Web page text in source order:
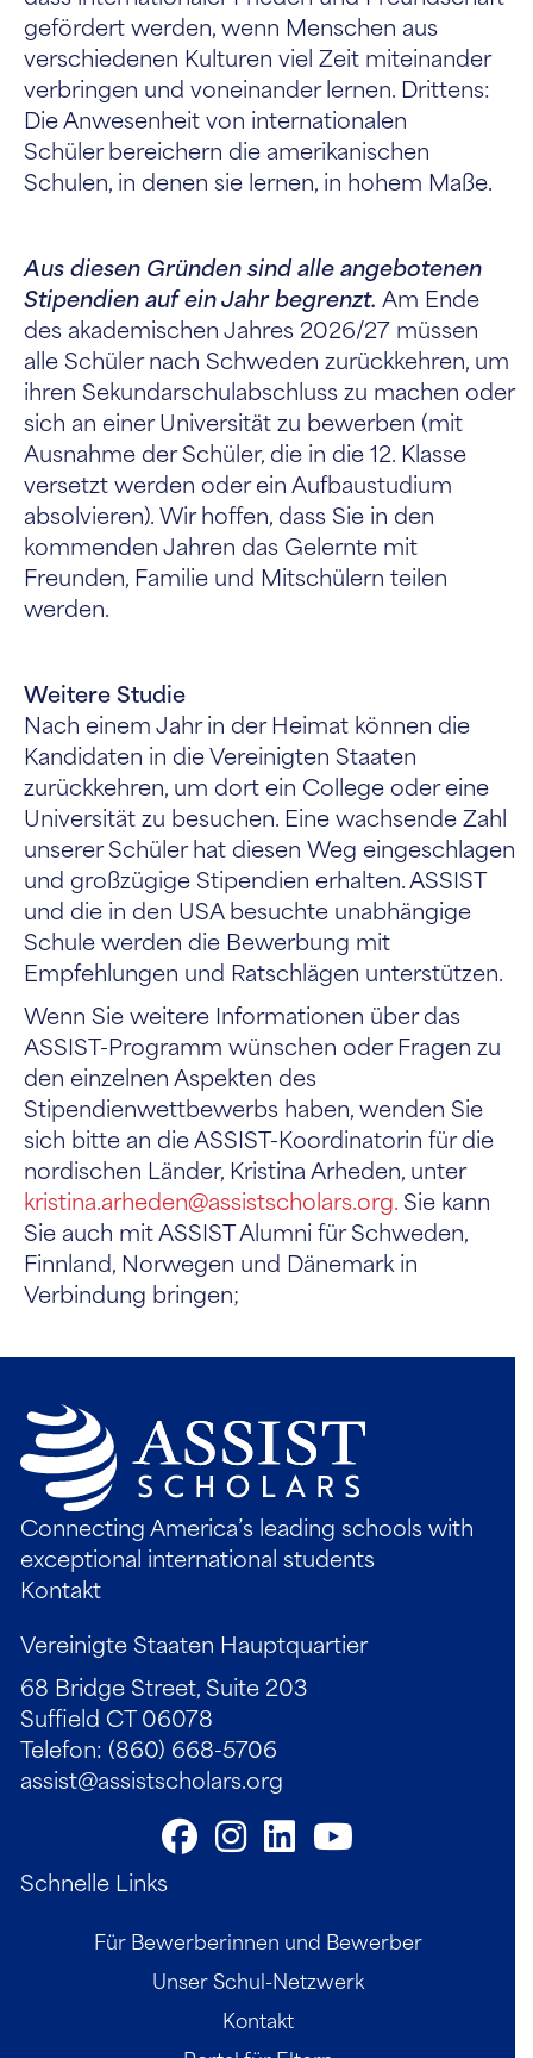
gefördert werden, wenn Menschen aus
verschiedenen Kulturen viel Zeit miteinander
verbringen und voneinander lernen. Drittens:
Die Anwesenheit von internationalen
Schüler bereichern die amerikanischen
Schulen, in denen sie lernen, in hohem Maße.
Aus diesen Gründen sind alle angebotenen
Stipendien auf ein Jahr begrenzt. Am Ende
des akademischen Jahres 2026/27 müssen
alle Schüler nach Schweden zurückkehren, um
ihren Sekundarschulabschluss zu machen oder
sich an einer Universität zu bewerben (mit
Ausnahme der Schüler, die in die 12. Klasse
versetzt werden oder ein Aufbaustudium
absolvieren). Wir hoffen, dass Sie in den
kommenden Jahren das Gelernte mit
Freunden, Familie und Mitschülern teilen
werden.
Weitere Studie
Nach einem Jahr in der Heimat können die
Kandidaten in die Vereinigten Staaten
zurückkehren, um dort ein College oder eine
Universität zu besuchen. Eine wachsende Zahl
unserer Schüler hat diesen Weg eingeschlagen
und großzügige Stipendien erhalten. ASSIST
und die in den USA besuchte unabhängige
Schule werden die Bewerbung mit
Empfehlungen und Ratschlägen unterstützen.
Wenn Sie weitere Informationen über das
ASSIST-Programm wünschen oder Fragen zu
den einzelnen Aspekten des
Stipendienwettbewerbs haben, wenden Sie
sich bitte an die ASSIST-Koordinatorin für die
nordischen Länder, Kristina Arheden, unter
kristina.arheden@assistscholars.org. Sie kann
Sie auch mit ASSIST Alumni für Schweden,
Finnland, Norwegen und Dänemark in
Verbindung bringen;
Connecting America’s leading schools with
exceptional international students
Kontakt
Vereinigte Staaten Hauptquartier
68 Bridge Street, Suite 203
Suffield CT 06078
Telefon: (860) 668-5706
assist@assistscholars.org
Schnelle Links
Für Bewerberinnen und Bewerber
Unser Schul-Netzwerk
Kontakt